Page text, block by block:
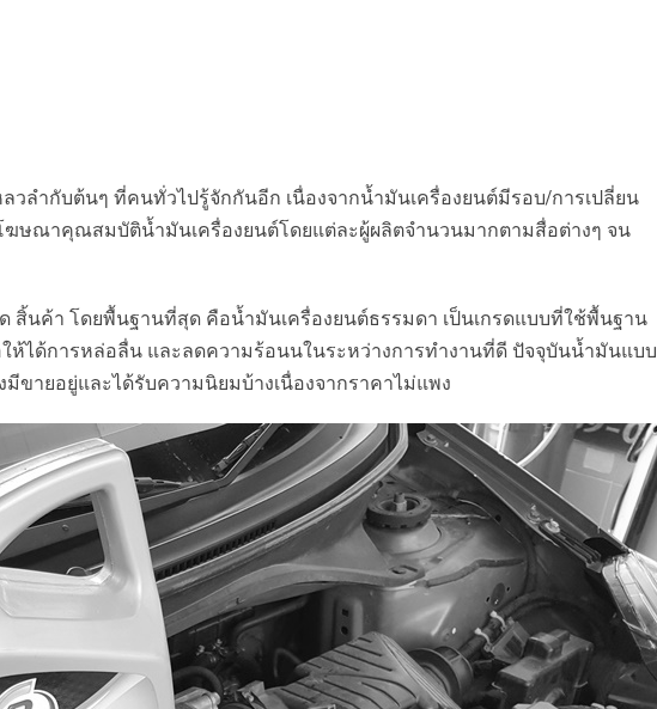
ลวลำกับต้นๆ ที่คนทั่วไปรู้จักกันอีก เนื่องจากน้ำมันเครื่องยนต์มีรอบ/การเปลี่ยน
ฆษณาคุณสมบัติน้ำมันเครื่องยนต์โดยแต่ละผู้ผลิตจำนวนมากตามสื่อต่างๆ จน
สิ้นค้า โดยพื้นฐานที่สุด คือน้ำมันเครื่องยนต์ธรรมดา เป็นเกรดแบบที่ใช้พื้นฐาน
ห้ได้การหล่อลื่น และลดความร้อนนในระหว่างการทำงานที่ดี ปัจจุบันน้ำมันแบบ
ขายอยู่และได้รับความนิยมบ้างเนื่องจากราคาไม่แพง